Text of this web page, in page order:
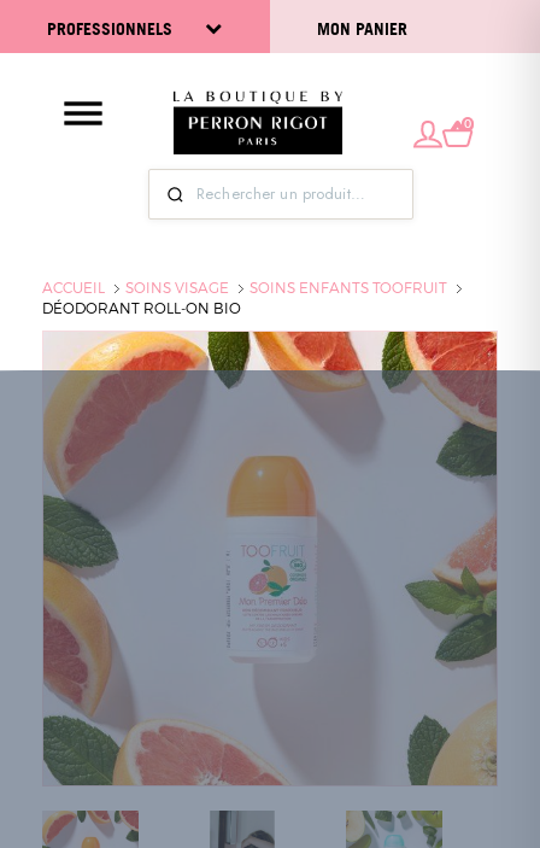
PROFESSIONNELS MON PANIER
0
ACCUEIL SOINS VISAGE
SOINS ENFANTS TOOFRUIT
DÉODORANT ROLL-ON BIO